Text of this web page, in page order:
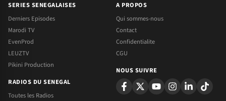
SERIES SENEGALAISES
Derniers Episodes
Marodi TV
EvenProd
LEUZTV
Pikini Production
RADIOS DU SENEGAL
Toutes les Radios
A PROPOS
Qui sommes-nous
Contact
Confidentialite
CGU
NOUS SUIVRE